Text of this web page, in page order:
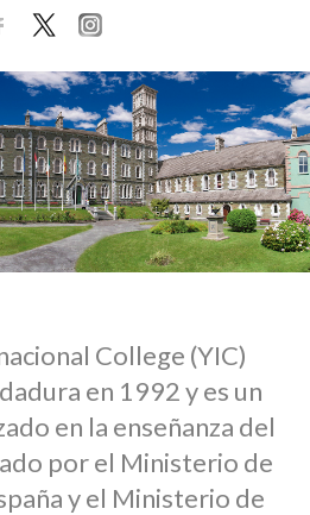
College (YIC)
en 1992 y es un
en la enseñanza del
por el Ministerio de
y el Ministerio de